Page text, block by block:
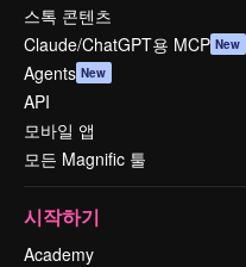
스톡 콘텐츠
Claude/ChatGPT용 MCP New
Agents New
API
모바일 앱
모든 Magnific 툴
시작하기
Academy